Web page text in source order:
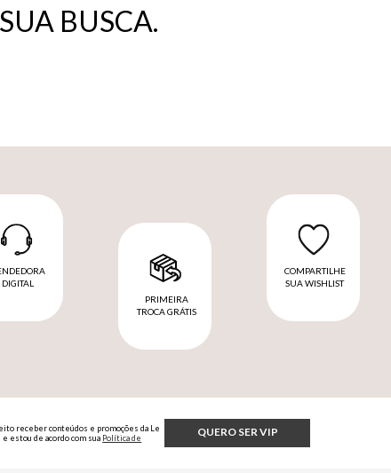
BUSCA.
DIGITAL
PRIMEIRA
TROCA GRÁTIS
COMPARTILHE
SUA WISHLIST
QUERO SER VIP
receber conteúdos e promoções da Le
e estou de acordo com sua Política de